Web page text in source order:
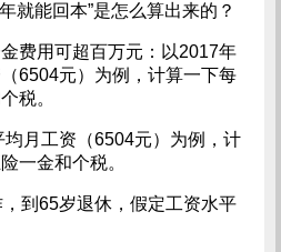
就能回本”是怎么算出来的？
费用可超百万元：以2017年
6504元）为例，计算一下每
税。
均月工资（6504元）为例，计
一金和个税。
到65岁退休，假定工资水平